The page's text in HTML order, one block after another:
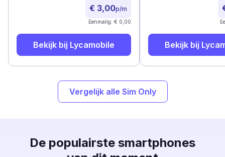
€ 3,00p/m
Eenmalig: € 0,00
Bekijk bij Lycamobile Bekijk bij
Vergelijk alle Sim Only
De populairste smartphones